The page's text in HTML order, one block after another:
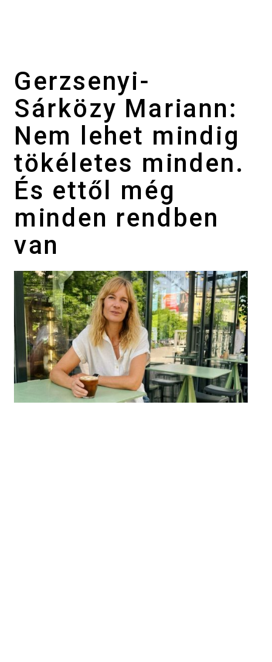
Gerzsenyi-
Sárközy Mariann:
Nem lehet mindig
tökéletes minden.
És ettől még
minden rendben
van